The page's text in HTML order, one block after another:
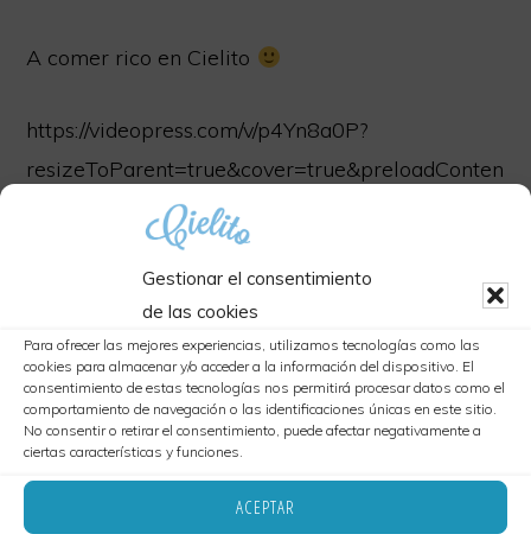
Gestionar el consentimiento
de las cookies
Para ofrecer las mejores experiencias, utilizamos tecnologías como las
cookies para almacenar y/o acceder a la información del dispositivo. El
consentimiento de estas tecnologías nos permitirá procesar datos como el
comportamiento de navegación o las identificaciones únicas en este sitio.
No consentir o retirar el consentimiento, puede afectar negativamente a
ciertas características y funciones.
ACEPTAR
A comer rico en Cielito
https://videopress.com/v/p4Yn8a0P?
resizeToParent=true&cover=true&preloadConten
Interacciones
con
los
Deja una respuesta